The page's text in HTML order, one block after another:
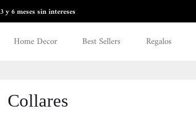
3 y 6 meses sin intereses
Home Decor Best Sellers Regalos
Collares